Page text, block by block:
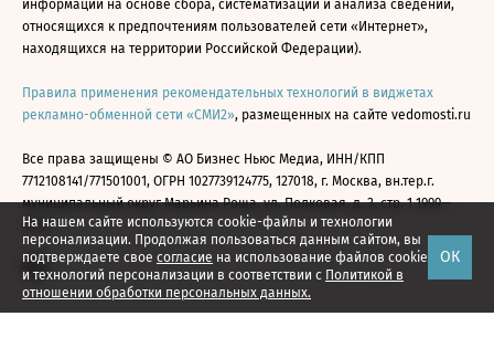
На нашем сайте используются cookie-файлы и технологии
персонализации. Продолжая пользоваться данным сайтом, вы
подтверждаете свое согласие на использование файлов cookie
и технологий персонализации в соответствии с Политикой в
отношении обработки персональных данных.
ОК
информации на основе сбора, систематизации и анализа сведений,
относящихся к предпочтениям пользователей сети «Интернет»,
находящихся на территории Российской Федерации).
Правила применения рекомендательных технологий в виджетах
рекламно-обменной сети «СМИ2», размещенных на сайте vedomosti.ru
Все права защищены © АО Бизнес Ньюс Медиа, ИНН/КПП
7712108141/771501001, ОГРН 1027739124775, 127018, г. Москва, вн.тер.г.
муниципальный округ Марьина Роща, ул. Полковая, д. 3, стр. 1 1999—
2026